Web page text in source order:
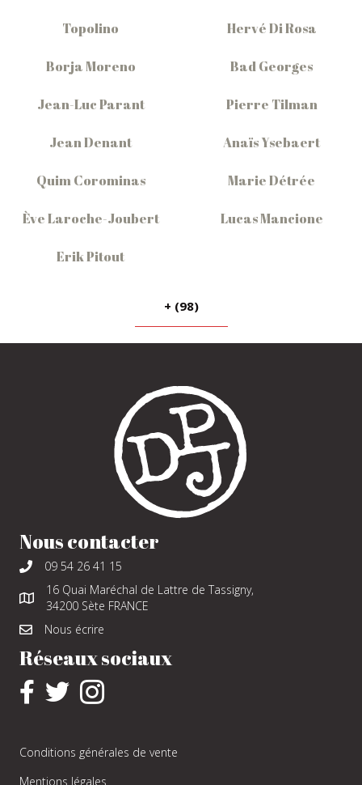
Topolino Hervé Di Rosa
Borja Moreno Bad Georges
Jean-Luc Parant Pierre Tilman
Jean Denant Anaïs Ysebaert
Quim Corominas Marie Détrée
Ève Laroche-Joubert Lucas Mancione
Erik Pitout
+ (98)
Nous contacter
09 54 26 41 15
16 Quai Maréchal de Lattre de Tassigny,
34200 Sète FRANCE
Nous écrire
Réseaux sociaux
Conditions générales de vente
Mentions légales